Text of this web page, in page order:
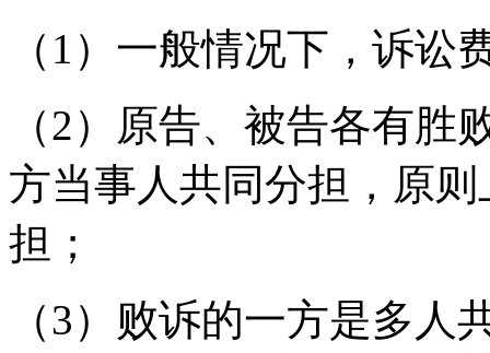
（1）一般情况下，诉
（2）原告、被告各有
方当事人共同分担，原
担；
（3）败诉的一方是多